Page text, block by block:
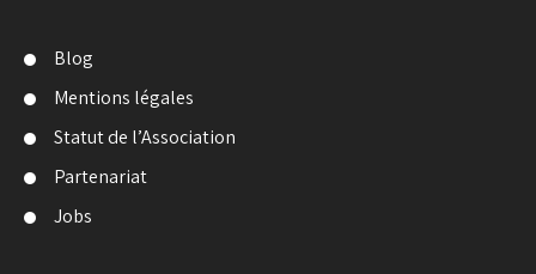
Blog
Mentions légales
Statut de l’Association
Partenariat
Jobs